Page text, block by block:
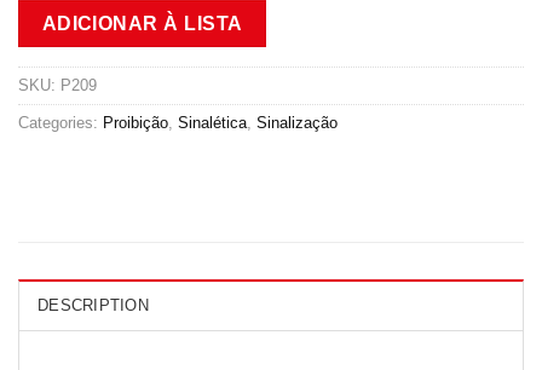
ADICIONAR À LISTA
SKU: P209
Categories: Proibição Sinalética Sinalização
DESCRIPTION